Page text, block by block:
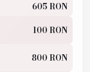
605 RON
100 RON
800 RON